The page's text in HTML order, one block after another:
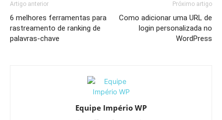
Artigo anterior
6 melhores ferramentas para
rastreamento de ranking de
palavras-chave
Próximo artigo
Como adicionar uma URL de
login personalizada no
WordPress
Equipe Império WP